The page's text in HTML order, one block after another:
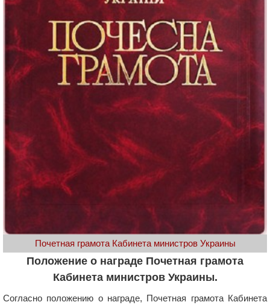
Почетная грамота Кабинета министров Украины
Положение о награде Почетная грамота
Кабинета министров Украины.
Согласно положению о награде, Почетная грамота Кабинета